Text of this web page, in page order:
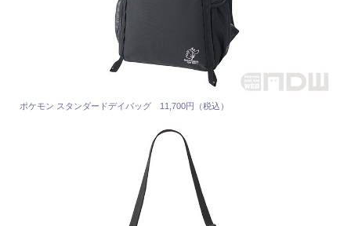
ポケモン スタンダードデイバッグ 11,700円（税込）